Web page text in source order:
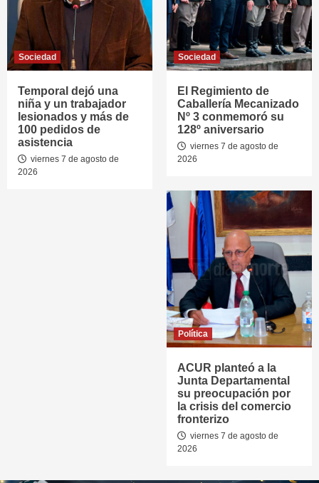
Sociedad
Temporal dejó una
niña y un trabajador
lesionados y más de
100 pedidos de
asistencia
viernes 7 de agosto de
2026
Sociedad
El Regimiento de
Caballería Mecanizado
Nº 3 conmemoró su
128º aniversario
viernes 7 de agosto de
2026
Política
ACUR planteó a la
Junta Departamental
su preocupación por
la crisis del comercio
fronterizo
viernes 7 de agosto de
2026